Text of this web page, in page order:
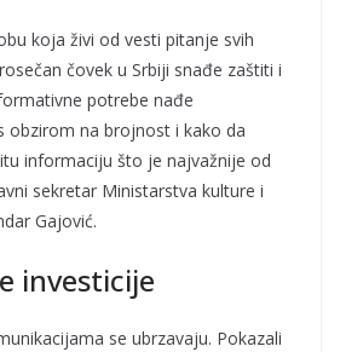
koja živi od vesti pitanje svih
čovek u Srbiji snađe zaštiti i
potrebe nađe
obzirom na brojnost i kako da
informaciju što je najvažnije od
sekretar Ministarstva kulture i
Gajović.
investicije
se ubrzavaju. Pokazali